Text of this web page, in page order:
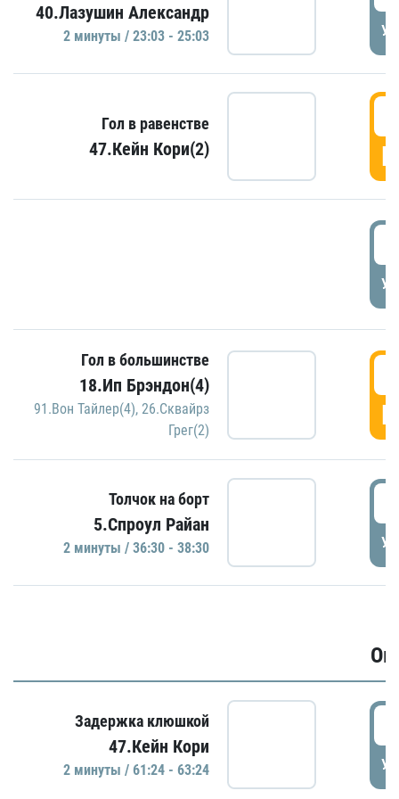
40.Лазушин Александр
2 минуты / 23:03 - 25:03
Гол в равенстве
47.Кейн Кори(2)
Гол в большинстве
18.Ип Брэндон(4)
91.Вон Тайлер(4), 26.Сквайрз
Грег(2)
Толчок на борт
5.Спроул Райан
2 минуты / 36:30 - 38:30
Задержка клюшкой
47.Кейн Кори
2 минуты / 61:24 - 63:24